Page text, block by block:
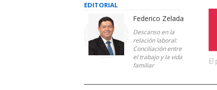
EDITORIAL
Federico Zelada
Descanso en la
relación laboral:
Conciliación entre
el trabajo y la vida
familiar